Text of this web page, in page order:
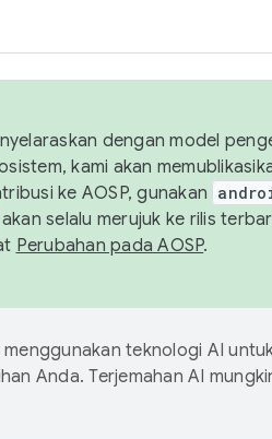
dengan model
kami akan
ke AOSP, gunakan
akan selalu merujuk ke rilis
Perubahan pada AOSP.
teknologi AI
Anda. Terjemahan AI